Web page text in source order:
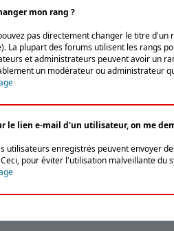
mon rang ?
pas directement changer le titre
La plupart des forums utilisent les rangs
et administrateurs peuvent avoir un
un modérateur ou administrateur
le lien e-mail d'un utilisateur, on me
utilisateurs enregistrés peuvent envoyer
pour éviter l'utilisation malveillante du